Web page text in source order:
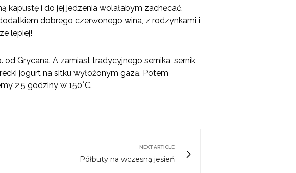
kapustę i do jej jedzenia wolałabym zachęcać.
dobrego czerwonego wina, z rodzynkami i
lepiej!
Grycana. A zamiast tradycyjnego sernika, sernik
jogurt na sitku wyłożonym gazą. Potem
2,5 godziny w 150°C.
NEXT ARTICLE
Półbuty na wczesną jesień